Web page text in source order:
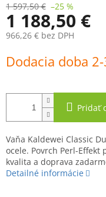
1 597,50 € –25 %
1 188,50 €
966,26 € bez DPH
cena:
Dodacia doba
Pridať
Vaňa Kaldewei Classic
ocele. Povrch Perl-
kvalita a doprava
Detailné informácie